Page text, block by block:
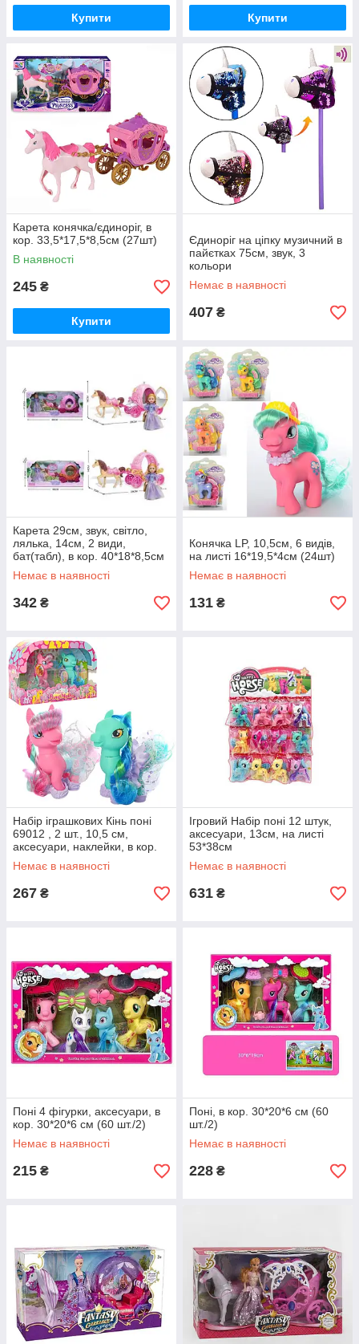
Купити Купити
Карета конячка/єдиноріг, в
кор. 33,5*17,5*8,5см (27шт)
В наявності
245 ₴
Купити
Єдиноріг на ціпку музичний в
пайєтках 75см, звук, 3
кольори
Немає в наявності
407 ₴
Карета 29см, звук, світло,
лялька, 14см, 2 види,
бат(табл), в кор. 40*18*8,5см
(36 шт.)
Немає в наявності
342 ₴
Конячка LP, 10,5см, 6 видів,
на листі 16*19,5*4см (24шт)
Немає в наявності
131 ₴
Набір іграшкових Кінь поні
69012 , 2 шт., 10,5 см,
аксесуари, наклейки, в кор.
25,5х16х8 см
Немає в наявності
267 ₴
Ігровий Набір поні 12 штук,
аксесуари, 13см, на листі
53*38см
Немає в наявності
631 ₴
Поні 4 фігурки, аксесуари, в
кор. 30*20*6 см (60 шт./2)
Немає в наявності
215 ₴
Поні, в кор. 30*20*6 см (60
шт./2)
Немає в наявності
228 ₴